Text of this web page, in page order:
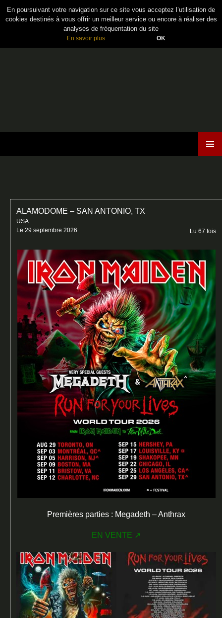
En poursuivant votre navigation sur ce site vous acceptez l’utilisation de
cookies destinés à vous offrir un meilleur service ou encore à réaliser des
analyses de fréquentation du site
En savoir plus OK
ALAMODOME – SAN ANTONIO, TX
USA
Le 29 septembre 2026
Lu 67 fois
Premières parties : Megadeth – Anthrax
EN VENTE ↗